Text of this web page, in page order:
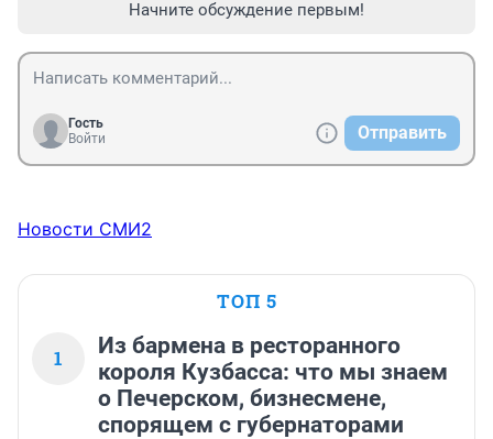
Начните обсуждение первым!
Гость
Войти
Отправить
Новости СМИ2
ТОП 5
1
Из бармена в ресторанного
короля Кузбасса: что мы знаем
о Печерском, бизнесмене,
спорящем с губернаторами